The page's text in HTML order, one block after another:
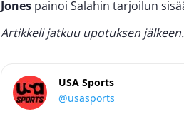
Jones painoi Salahin tarjoilun
Artikkeli jatkuu upotuksen jälkeen.
USA Sports
@usasports